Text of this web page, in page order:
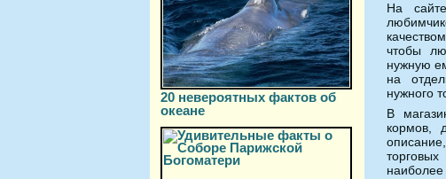
20 невероятных фактов об
океане
На
чтобы
нужную
на
нужного
В
кормов,